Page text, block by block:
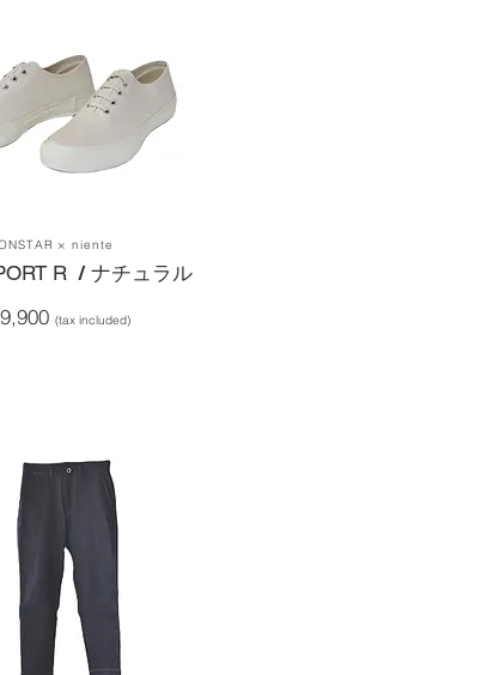
× niente
R / ナチュラル
(tax included)